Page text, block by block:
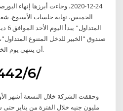
24-12-2020، وجاءت أبرزها
الخميس، نهاية جلسات الأسبوع.
أن ينتهي يوم الخميس الموافق 24 ديسمبر 2020.
4‏‏/6‏‏/1442 بعد الهجرة